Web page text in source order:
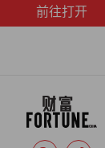
前往打开